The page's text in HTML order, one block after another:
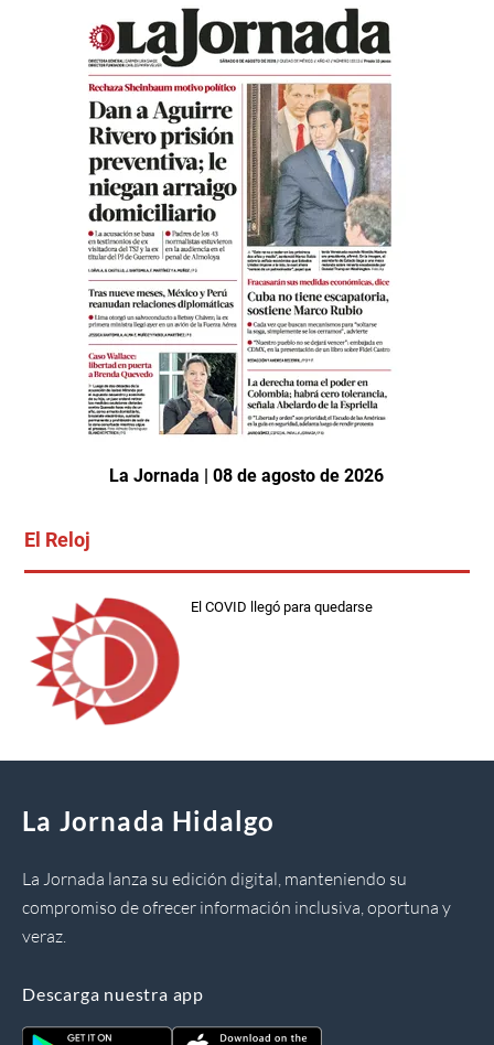
La Jornada | 08 de agosto de 2026
El Reloj
El COVID llegó para quedarse
La Jornada Hidalgo
La Jornada lanza su edición digital, manteniendo su
compromiso de ofrecer información inclusiva, oportuna y
veraz.
Descarga nuestra app